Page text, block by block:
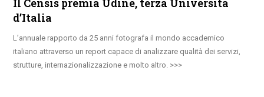
d’Italia
L’annuale rapporto da 25 anni fotografa il mondo accademico
italiano attraverso un report capace di analizzare qualità dei servizi,
strutture, internazionalizzazione e molto altro.